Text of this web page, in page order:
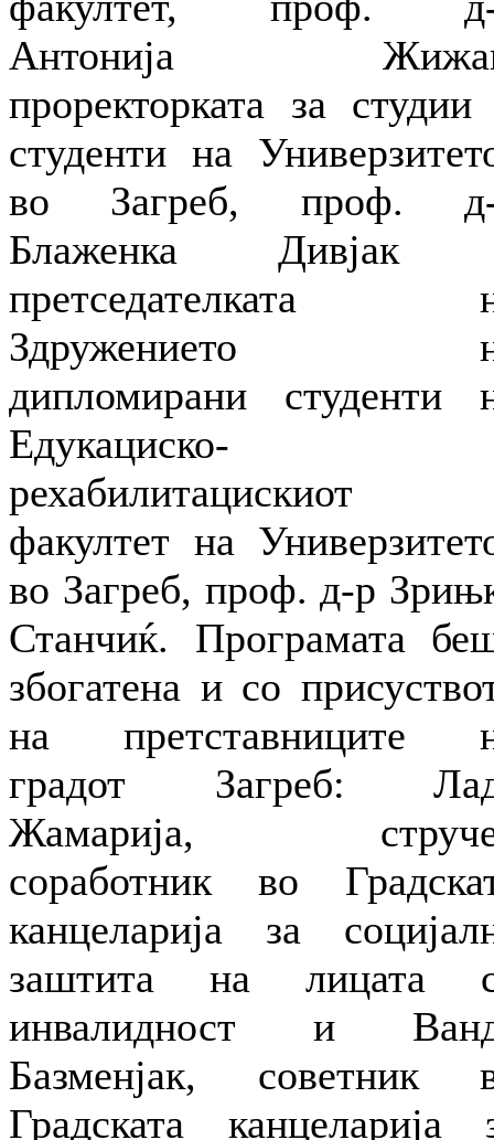
Антонија
проректорката за
студенти на
во Загреб, проф.
Блаженка Дивјак
претседателката
Здружението
дипломирани студенти
Едукациско-
рехабилитацискиот
факултет на
во Загреб, проф. д-р
Станчиќ. Програмата
збогатена и со
на претставниците
градот Загреб:
Жамарија,
соработник во
канцеларија за
заштита на лицата
инвалидност и
Базменјак, советник
Градската канцеларија